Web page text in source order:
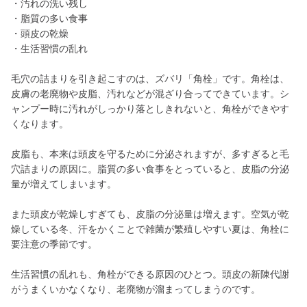
・汚れの洗い残し
・脂質の多い食事
・頭皮の乾燥
・生活習慣の乱れ
毛穴の詰まりを引き起こすのは、ズバリ「角栓」です。角栓は、
皮膚の老廃物や皮脂、汚れなどが混ざり合ってできています。シ
ャンプー時に汚れがしっかり落としきれないと、角栓ができやす
くなります。
皮脂も、本来は頭皮を守るために分泌されますが、多すぎると毛
穴詰まりの原因に。脂質の多い食事をとっていると、皮脂の分泌
量が増えてしまいます。
また頭皮が乾燥しすぎても、皮脂の分泌量は増えます。空気が乾
燥している冬、汗をかくことで雑菌が繁殖しやすい夏は、角栓に
要注意の季節です。
生活習慣の乱れも、角栓ができる原因のひとつ。頭皮の新陳代謝
がうまくいかなくなり、老廃物が溜まってしまうのです。